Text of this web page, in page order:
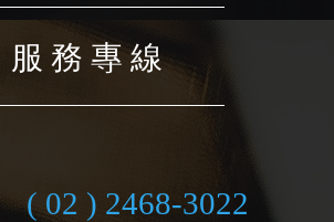
服 務 專 線
( 02 ) 2468-3022